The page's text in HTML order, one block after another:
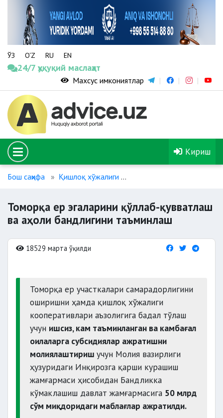
ЎЗ O‘Z RU EN
24/7 ҳуқуқий маслаҳат
Махсус имкониятлар
Кириш
Бош саҳифа Қишлоқ хўжалиги
Томорқа ер эгаларини қўллаб-қувватлаш
ва аҳоли бандлигини таъминлаш
18529 марта ўқилди
Томорқа ер участкалари самарадорлигини
оширишни ҳамда қишлоқ хўжалиги
кооперативлари аъзолигига бадал тўлаш
учун ишсиз, кам таъминланган ва камбағал
оилаларга субсидиялар ажратишни
молиялаштириш учун Молия вазирлиги
ҳузуридаги Инқирозга қарши курашиш
жамғармаси ҳисобидан Бандликка
кўмаклашиш давлат жамғармасига 50 млрд
сўм миқдоридаги маблағлар ажратилди.